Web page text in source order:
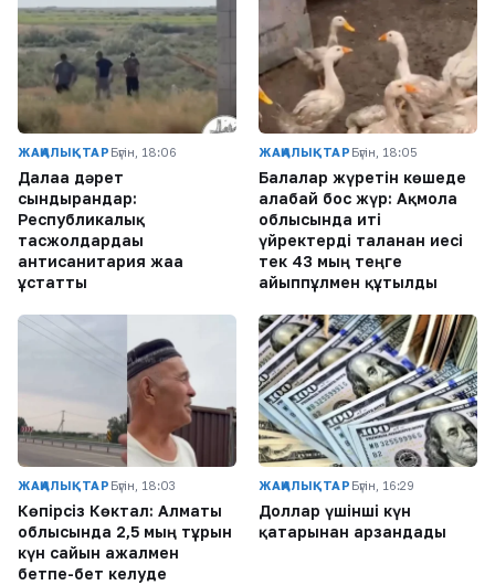
ЖАҢАЛЫҚТАР Бүгін, 18:06
Далаға дәрет
сындырғандар:
Республикалық
тасжолдардағы
антисанитария жаға
ұстатты
ЖАҢАЛЫҚТАР Бүгін, 18:05
Балалар жүретін көшеде
алабай бос жүр: Ақмола
облысында иті
үйректерді таланған иесі
тек 43 мың теңге
айыппұлмен құтылды
ЖАҢАЛЫҚТАР Бүгін, 18:03
Көпірсіз Көктaл: Алматы
облысында 2,5 мың тұрғын
күн сайын ажалмен
бетпе-бет келуде
ЖАҢАЛЫҚТАР Бүгін, 16:29
Доллар үшінші күн
қатарынан арзандады